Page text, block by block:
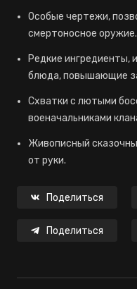
Особые чертежи,
смертоносное оружие.
Редкие ингредиенты,
блюда, повышающие
Схватки с лютыми
военачальниками
Живописный
от руки.
Поделиться
Поделиться